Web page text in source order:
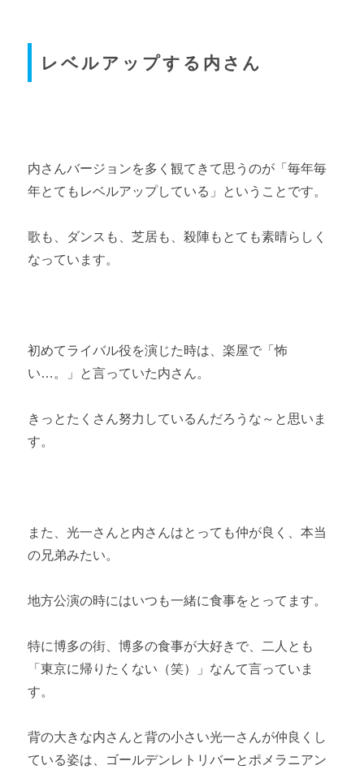
レベルアップする内さん
内さんバージョンを多く観てきて思うのが「毎年毎
年とてもレベルアップしている」ということです。
歌も、ダンスも、芝居も、殺陣もとても素晴らしく
なっています。
初めてライバル役を演じた時は、楽屋で「怖
い…。」と言っていた内さん。
きっとたくさん努力しているんだろうな～と思いま
す。
また、光一さんと内さんはとっても仲が良く、本当
の兄弟みたい。
地方公演の時にはいつも一緒に食事をとってます。
特に博多の街、博多の食事が大好きで、二人とも
「東京に帰りたくない（笑）」なんて言っていま
す。
背の大きな内さんと背の小さい光一さんが仲良くし
ている姿は、ゴールデンレトリバーとポメラニアン